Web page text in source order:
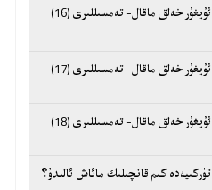
ئۇيغۇر خەلق ماقال- تەمسىللىرى (16)
ئۇيغۇر خەلق ماقال- تەمسىللىرى (17)
ئۇيغۇر خەلق ماقال- تەمسىللىرى (18)
تۈركىيەدە كىم قانچىلىك مائاش ئالىدۇ؟